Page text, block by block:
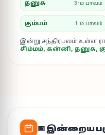
தனுசு 3-ம் பாவம்
கும்பம் 1-ம் பாவம்
இன்று சந்திரபலம் உள்ள
சிம்மம், கன்னி, தனுசு,
📅 இன்றைய